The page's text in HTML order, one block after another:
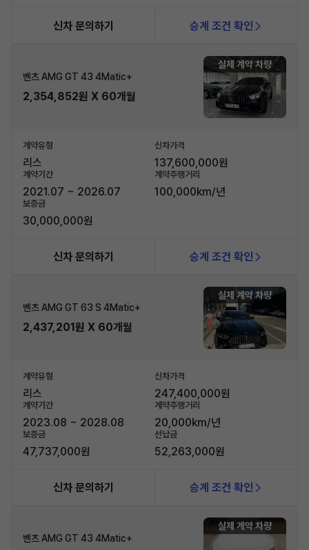
신차 문의하기 승계 조건 확인
벤츠 AMG GT 43 4Matic+
2,354,852원 X 60개월
실제 계약 차량
계약유형
리스
신차가격
137,600,000원
계약기간
2021.07 ~ 2026.07
계약주행거리
100,000km/년
보증금
30,000,000원
신차 문의하기 승계 조건 확인
벤츠 AMG GT 63 S 4Matic+
2,437,201원 X 60개월
실제 계약 차량
계약유형
리스
신차가격
247,400,000원
계약기간
2023.08 ~ 2028.08
계약주행거리
20,000km/년
보증금
47,737,000원
선납금
52,263,000원
신차 문의하기 승계 조건 확인
벤츠 AMG GT 43 4Matic+
실제 계약 차량